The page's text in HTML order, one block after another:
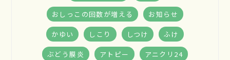
おしっこの回数が増える お知らせ
かゆい しこり しつけ ふけ
ぶどう膜炎 アトピー アニクリ24